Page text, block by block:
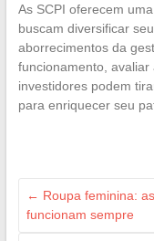
As SCPI oferecem
buscam diversificar
aborrecimentos da
funcionamento,
investidores podem
para enriquecer seu
← Roupa feminina:
funcionam sempre